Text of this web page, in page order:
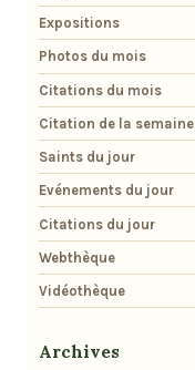
Expositions
Photos du mois
Citations du mois
Citation de la semaine
Saints du jour
Evénements du jour
Citations du jour
Webthèque
Vidéothèque
Archives